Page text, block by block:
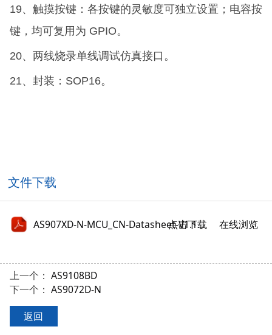
19、触摸按键：各按键的灵敏度可独立设置；电容按
键，均可复用为 GPIO。
20、两线烧录单线调试仿真接口。
21、封装：SOP16。
文件下载
AS907XD-N-MCU_CN-Datasheet-V1.1-8.pdf
点击下载 在线浏览
上一个： AS9108BD
下一个： AS9072D-N
返回